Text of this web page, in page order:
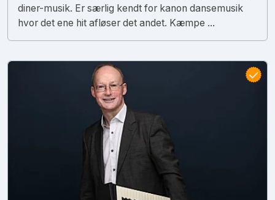
diner-musik. Er særlig kendt for kanon dansemusik
hvor det ene hit afløser det andet. Kæmpe ...